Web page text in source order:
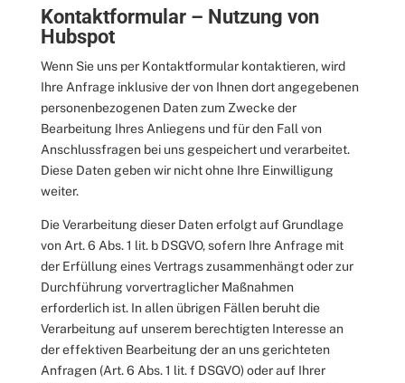
Kontaktformular – Nutzung von
Hubspot
Wenn Sie uns per Kontaktformular kontaktieren, wird
Ihre Anfrage inklusive der von Ihnen dort angegebenen
personenbezogenen Daten zum Zwecke der
Bearbeitung Ihres Anliegens und für den Fall von
Anschlussfragen bei uns gespeichert und verarbeitet.
Diese Daten geben wir nicht ohne Ihre Einwilligung
weiter.
Die Verarbeitung dieser Daten erfolgt auf Grundlage
von Art. 6 Abs. 1 lit. b DSGVO, sofern Ihre Anfrage mit
der Erfüllung eines Vertrags zusammenhängt oder zur
Durchführung vorvertraglicher Maßnahmen
erforderlich ist. In allen übrigen Fällen beruht die
Verarbeitung auf unserem berechtigten Interesse an
der effektiven Bearbeitung der an uns gerichteten
Anfragen (Art. 6 Abs. 1 lit. f DSGVO) oder auf Ihrer